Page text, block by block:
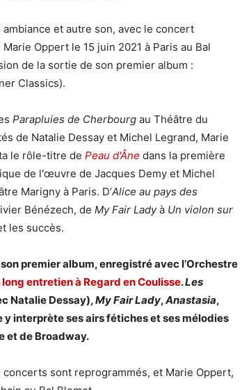
et autre son, avec le concert
Oppert le 15 juin 2021 à Paris au Bal
de la sortie de son premier album :
Classics).
Parapluies de Cherbourg au Théâtre du
de Natalie Dessay et Michel Legrand, Marie
le rôle-titre de Peau d'Âne dans la première
de l'œuvre de Jacques Demy et Michel
Marigny à Paris. D’Alice au pays des
Bénézech, de My Fair Ladyà Un violon sur
les succès.
son premier album, enregistré avec l’Orchestre
long entretien à Regard en Coulisse.Les
Natalie Dessay),My Fair Lady,Anastasia,
y interprète ses airs fétiches et ses mélodies
et de Broadway.
sont reprogrammés, et Marie Oppert,